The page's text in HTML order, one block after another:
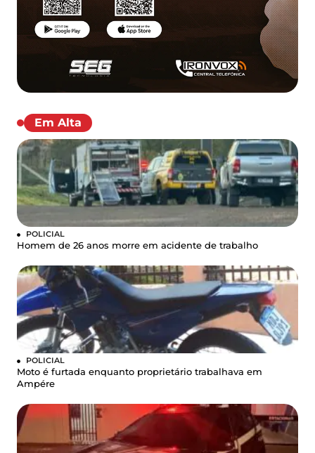
Em Alta
POLICIAL
Homem de 26 anos morre em acidente de trabalho
POLICIAL
Moto é furtada enquanto proprietário trabalhava em
Ampére